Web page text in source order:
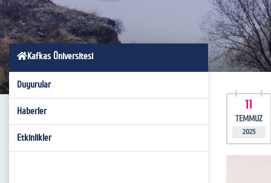
Kafkas Üniversitesi
Duyurular
Haberler
Etkinlikler
11
TEMMUZ
2025